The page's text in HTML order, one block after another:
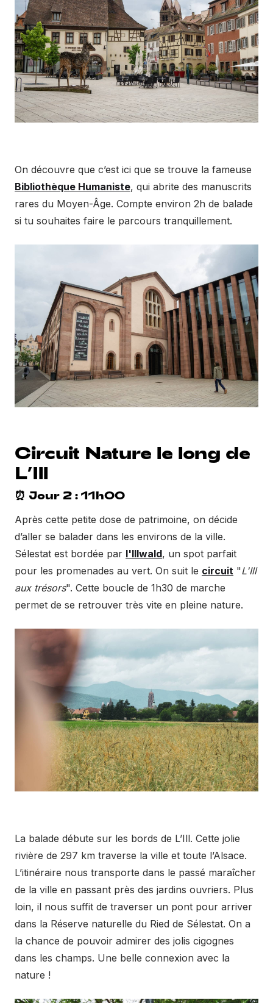
On découvre que c’est ici que se trouve la fameuse
Bibliothèque Humaniste, qui abrite des manuscrits
rares du Moyen-Âge. Compte environ 2h de balade
si tu souhaites faire le parcours tranquillement.
Circuit Nature le long de
L’Ill
⏰ Jour 2 : 11h00
Après cette petite dose de patrimoine, on décide
d’aller se balader dans les environs de la ville.
Sélestat est bordée par l'Illwald, un spot parfait
pour les promenades au vert. On suit le circuit "L'Ill
aux trésors". Cette boucle de 1h30 de marche
permet de se retrouver très vite en pleine nature.
La balade débute sur les bords de L’Ill. Cette jolie
rivière de 297 km traverse la ville et toute l’Alsace.
L’itinéraire nous transporte dans le passé maraîcher
de la ville en passant près des jardins ouvriers. Plus
loin, il nous suffit de traverser un pont pour arriver
dans la Réserve naturelle du Ried de Sélestat. On a
la chance de pouvoir admirer des jolis cigognes
dans les champs. Une belle connexion avec la
nature !